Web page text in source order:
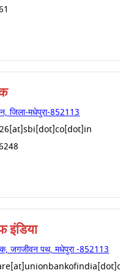
जिला-मधेपुरा-852113
इंडिया
जगजीवन पथ, मधेपुरा -852113